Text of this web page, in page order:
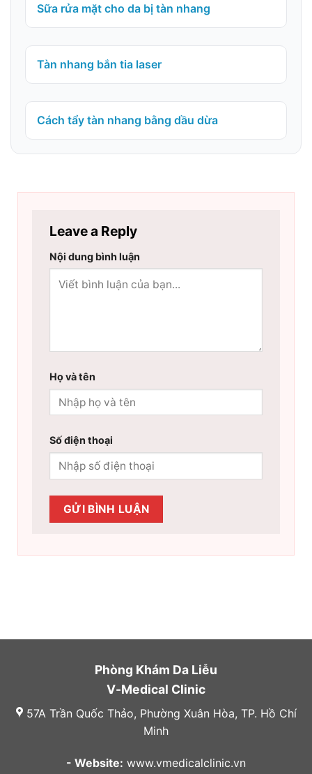
Sữa rửa mặt cho da bị tàn nhang
Tàn nhang bắn tia laser
Cách tẩy tàn nhang bằng dầu dừa
Leave a Reply
Nội dung bình luận
Họ và tên
Số điện thoại
Phòng Khám Da Liễu
V-Medical Clinic
57A Trần Quốc Thảo, Phường Xuân Hòa, TP. Hồ Chí
Minh
- Website: www.vmedicalclinic.vn